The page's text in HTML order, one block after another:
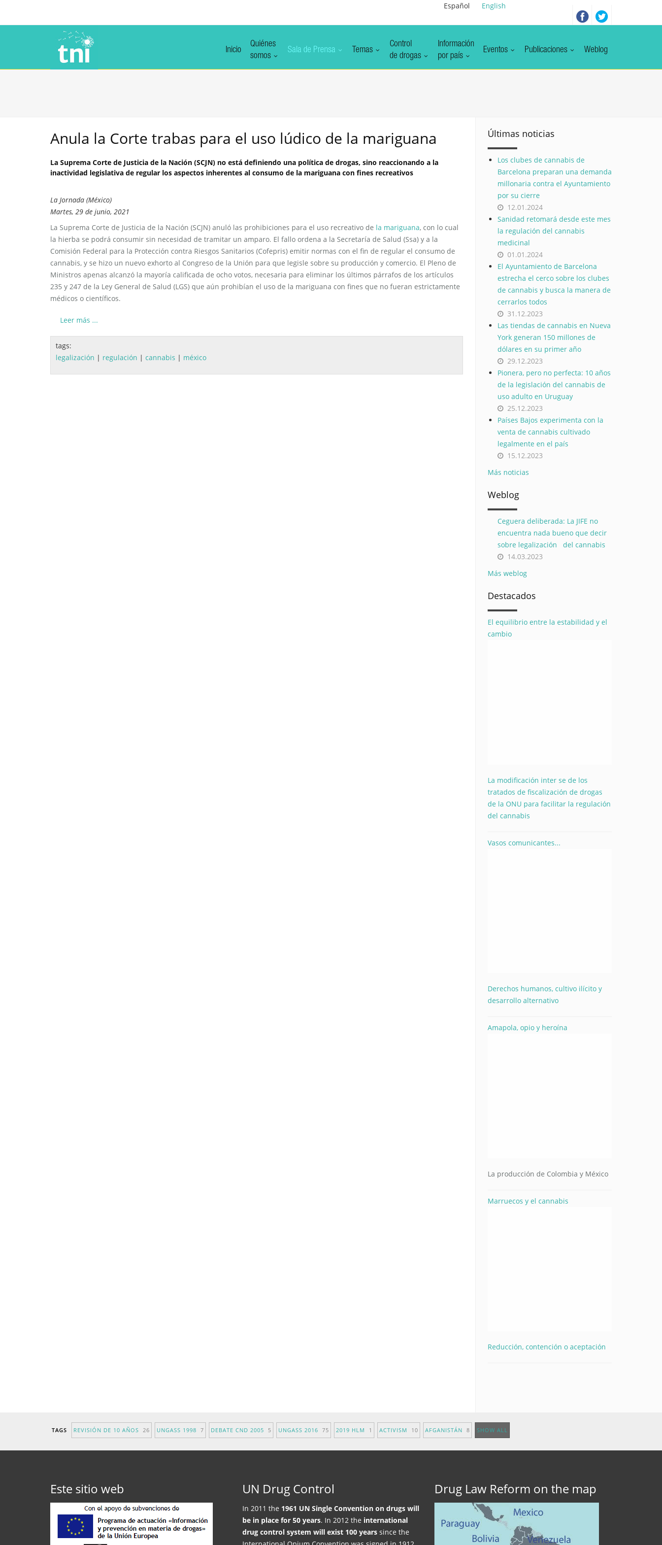
Español English
Inicio
Quiénes
somos
Sala de Prensa Temas
Control
de drogas
Información
por país
Eventos Publicaciones Weblog
Anula la Corte trabas para el uso lúdico de la mariguana
La Suprema Corte de Justicia de la Nación (SCJN) no está definiendo una política de drogas, sino reaccionando a la
inactividad legislativa de regular los aspectos inherentes al consumo de la mariguana con fines recreativos
La Jornada (México)
Martes, 29 de junio, 2021
La Suprema Corte de Justicia de la Nación (SCJN) anuló las prohibiciones para el uso recreativo de la mariguana, con lo cual
la hierba se podrá consumir sin necesidad de tramitar un amparo. El fallo ordena a la Secretaría de Salud (Ssa) y a la
Comisión Federal para la Protección contra Riesgos Sanitarios (Cofepris) emitir normas con el fin de regular el consumo de
cannabis, y se hizo un nuevo exhorto al Congreso de la Unión para que legisle sobre su producción y comercio. El Pleno de
Ministros apenas alcanzó la mayoría calificada de ocho votos, necesaria para eliminar los últimos párrafos de los artículos
235 y 247 de la Ley General de Salud (LGS) que aún prohibían el uso de la mariguana con fines que no fueran estrictamente
médicos o científicos.
Leer más ...
tags:
legalización | regulación | cannabis | méxico
Últimas noticias
Los clubes de cannabis de
Barcelona preparan una demanda
millonaria contra el Ayuntamiento
por su cierre
12.01.2024
Sanidad retomará desde este mes
la regulación del cannabis
medicinal
01.01.2024
El Ayuntamiento de Barcelona
estrecha el cerco sobre los clubes
de cannabis y busca la manera de
cerrarlos todos
31.12.2023
Las tiendas de cannabis en Nueva
York generan 150 millones de
dólares en su primer año
29.12.2023
Pionera, pero no perfecta: 10 años
de la legislación del cannabis de
uso adulto en Uruguay
25.12.2023
Países Bajos experimenta con la
venta de cannabis cultivado
legalmente en el país
15.12.2023
Más noticias
Weblog
Ceguera deliberada: La JIFE no
encuentra nada bueno que decir
sobre legalización del cannabis
14.03.2023
Más weblog
Destacados
El equilibrio entre la estabilidad y el
cambio
La modificación inter se de los
tratados de fiscalización de drogas
de la ONU para facilitar la regulación
del cannabis
Vasos comunicantes...
Derechos humanos, cultivo ilícito y
desarrollo alternativo
Amapola, opio y heroína
La producción de Colombia y México
Marruecos y el cannabis
Reducción, contención o aceptación
TAGS REVISIÓN DE 10 AÑOS 26 UNGASS 1998 7 DEBATE CND 2005 5 UNGASS 2016 75 2019 HLM 1 ACTIVISM 10 AFGANISTÁN 8 SHOW ALL
Este sitio web UN Drug Control
In 2011 the 1961 UN Single Convention on drugs will
be in place for 50 years. In 2012 the international
drug control system will exist 100 years since the
Drug Law Reform on the map